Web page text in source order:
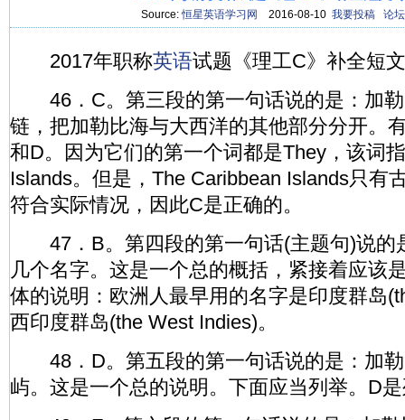
Source:恒星英语学习网 2016-08-10 我要投稿 论坛
2017年职称英语试题《理工C》补全短
46．C。第三段的第一句话说的是：加勒
链，把加勒比海与大西洋的其他部分分开。
和D。因为它们的第一个词都是They，该词
Islands。但是，The Caribbean Islands只有
符合实际情况，因此C是正确的。
47．B。第四段的第一句话(主题句)说的
几个名字。这是一个总的概括，紧接着应该
体的说明：欧洲人最早用的名字是印度群岛
西印度群岛(the West Indies)。
48．D。第五段的第一句话说的是：加勒
屿。这是一个总的说明。下面应当列举。D